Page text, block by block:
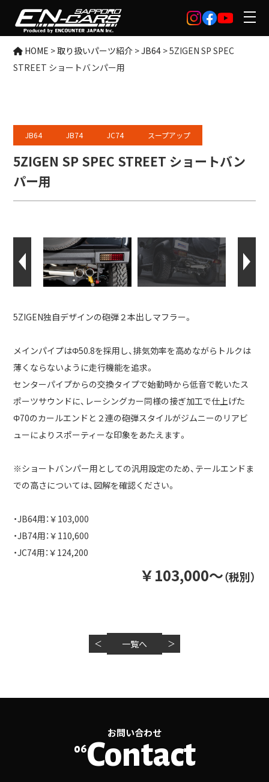
HOME >取り扱いパーツ紹介 >JB64 >5ZIGEN SP SPEC
STREET ショートバンパー用
JB64 JB74 JC74 スープアップ
5ZIGEN SP SPEC STREET ショートバン
パー用
5ZIGEN独自デザインの砲弾２本出しマフラー。
メインパイプはΦ50.8を採用し、排気効率を高めながらトルクは
薄くならないように走行機能を追求。
センターパイプからの交換タイプで始動時から低音で乾いたス
ポーツサウンドに、レーシングカー同様の接ぎ加工で仕上げた
Φ70のカールエンドと２連の砲弾スタイルがジムニーのリアビ
ューによりスポーティーな印象をあたえます。
※ショートバンパー用としての汎用設定のため、テールエンドま
での高さについては、図解を確認ください。
・JB64用：￥103,000
・JB74用：￥110,600
・JC74用：￥124,200
￥103,000～（税別）
＜ 一覧へ ＞
お問い合わせ
06Contact